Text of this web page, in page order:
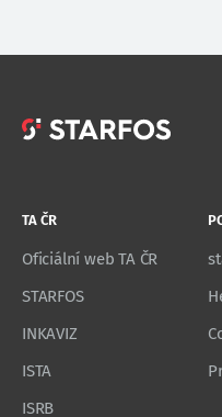
TA ČR
Oficiální web TA ČR
STARFOS
INKAVIZ
ISTA
ISRB